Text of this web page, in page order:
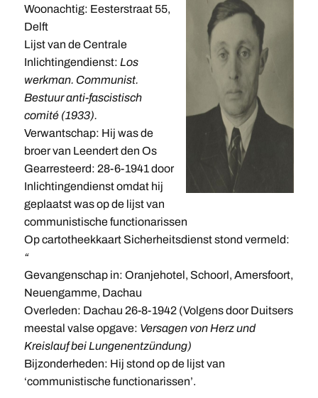
Woonachtig: Eesterstraat 55,
Delft
Lijst van de Centrale
Inlichtingendienst: Los
werkman. Communist.
Bestuur anti-fascistisch
comité (1933).
Verwantschap: Hij was de
broer van Leendert den Os
Gearresteerd: 28-6-1941 door
Inlichtingendienst omdat hij
geplaatst was op de lijst van
communistische functionarissen
Op cartotheekkaart Sicherheitsdienst stond vermeld:
“
Gevangenschap in: Oranjehotel, Schoorl, Amersfoort,
Neuengamme, Dachau
Overleden: Dachau 26-8-1942 (Volgens door Duitsers
meestal valse opgave: Versagen von Herz und
Kreislauf bei Lungenentzündung)
Bijzonderheden: Hij stond op de lijst van
‘communistische functionarissen’.